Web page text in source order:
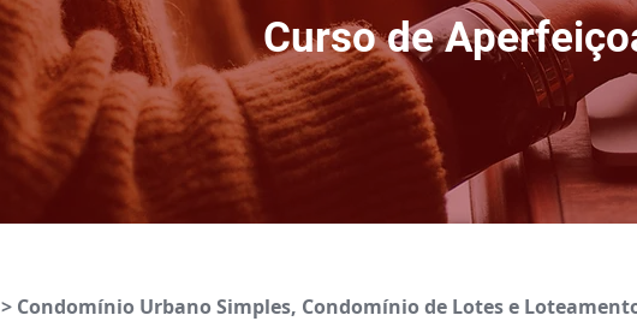
Curso de
> Condomínio Urbano Simples, Condomínio de Lotes e